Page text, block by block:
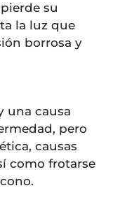
su
la luz que
borrosa y
una causa
pero
causas
como frotarse